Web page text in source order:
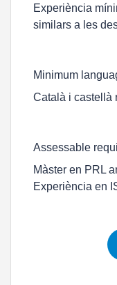
Experiència
similars a les
Minimum
Català i castellà
Assessable
Màster en PRL
Experiència en